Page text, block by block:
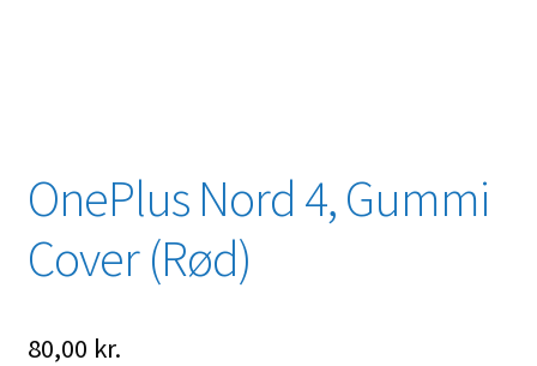
OnePlus Nord 4, Gummi
Cover (Rød)
80,00 kr.